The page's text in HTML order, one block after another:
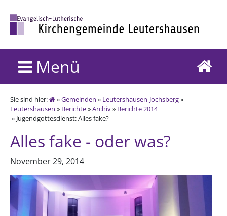
Menü
Sie sind hier: »Gemeinden » Leutershausen-Jochsberg»
Leutershausen » Berichte»Archiv» Berichte 2014
» Jugendgottesdienst: Alles fake?
Alles fake - oder was?
November 29, 2014